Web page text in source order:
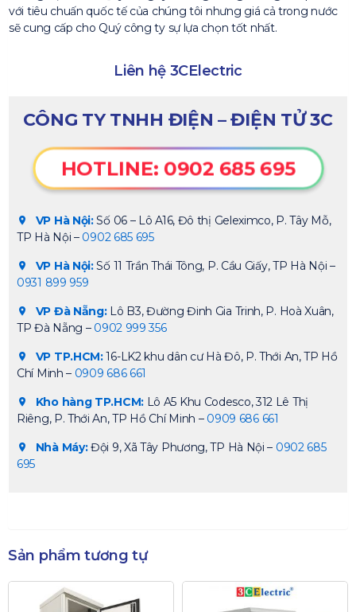
với tiêu chuấn quốc tế của chúng tôi nhưng giá cả trong nước
sẽ cung cấp cho Quý công ty sự lựa chọn tốt nhất.
Liên hệ 3CElectric
CÔNG TY TNHH ĐIỆN – ĐIỆN TỬ 3C
HOTLINE: 0902 685 695
VP Hà Nội:Số 06 – Lô A16, Đô thị Geleximco, P. Tây Mỗ,
TP Hà Nội – 0902 685 695
VP Hà Nội:Số 11 Trần Thái Tông, P. Cầu Giấy, TP Hà Nội –
0931 899 959
VP Đà Nẵng:Lô B3, Đường Đinh Gia Trinh, P. Hoà Xuân,
TP Đà Nẵng – 0902 999 356
VP TP.HCM:16-LK2 khu dân cư Hà Đô, P. Thới An, TP Hồ
Chí Minh – 0909 686 661
Kho hàng TP.HCM:Lô A5 Khu Codesco, 312 Lê Thị
Riêng, P. Thới An, TP Hồ Chí Minh – 0909 686 661
Nhà Máy:Đội 9, Xã Tây Phương, TP Hà Nội – 0902 685
695
Sản phẩm tương tự